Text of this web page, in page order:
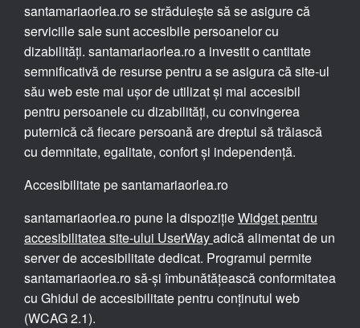
santamariaorlea.ro se străduiește să se asigure că
serviciile sale sunt accesibile persoanelor cu
dizabilități. santamariaorlea.ro a investit o cantitate
semnificativă de resurse pentru a se asigura că site-ul
său web este mai ușor de utilizat și mai accesibil
pentru persoanele cu dizabilități, cu convingerea
puternică că fiecare persoană are dreptul să trăiască
cu demnitate, egalitate, confort și independență.
Accesibilitate pe santamariaorlea.ro
santamariaorlea.ro pune la dispozițieWidget pentru
accesibilitatea site-ului UserWayadică alimentat de un
server de accesibilitate dedicat. Programul permite
santamariaorlea.ro să-și îmbunătățească conformitatea
cu Ghidul de accesibilitate pentru conținutul web
(WCAG 2.1).